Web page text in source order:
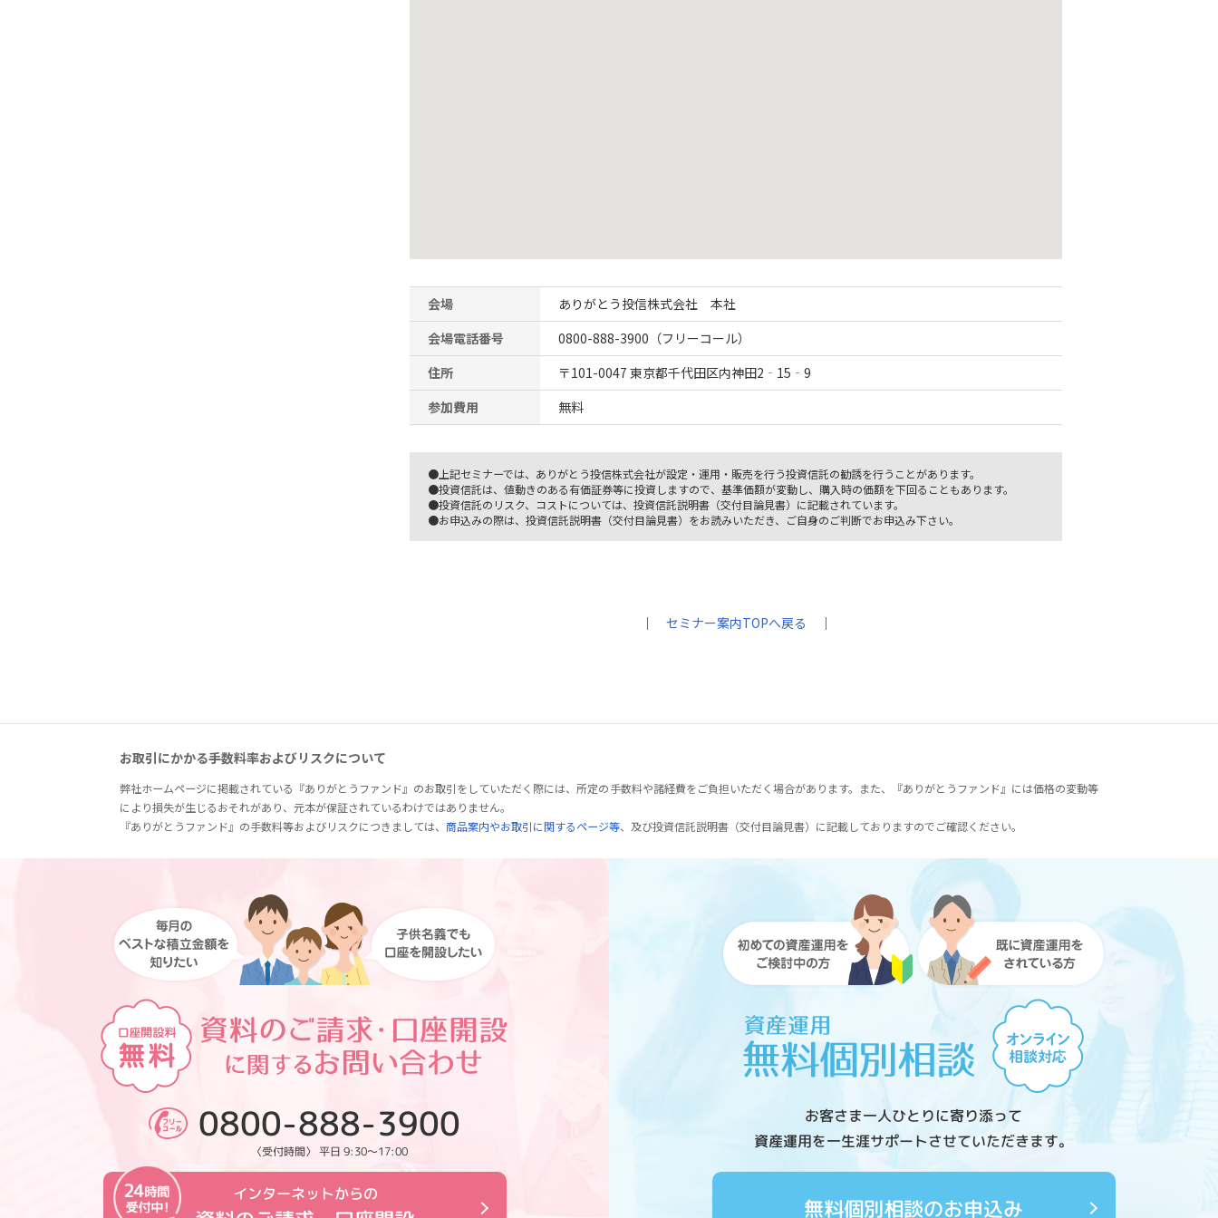
会場
ありがとう投信株式会社 本社
会場電話番号
0800-888-3900（フリーコール）
住所
〒101-0047 東京都千代田区内神田2‐15‐9
参加費用
無料
●上記セミナーでは、ありがとう投信株式会社が設定・運用・販売を行う投資信託の勧誘を行うことがあります。
●投資信託は、値動きのある有価証券等に投資しますので、基準価額が変動し、購入時の価額を下回ることもあります。
●投資信託のリスク、コストについては、投資信託説明書（交付目論見書）に記載されています。
●お申込みの際は、投資信託説明書（交付目論見書）をお読みいただき、ご自身のご判断でお申込み下さい。
｜ セミナー案内TOPへ戻る ｜
お取引にかかる手数料率およびリスクについて
弊社ホームページに掲載されている『ありがとうファンド』のお取引をしていただく際には、所定の手数料や諸経費をご負担いただく場合があります。また、『ありがとうファンド』には価格の変動等
により損失が生じるおそれがあり、元本が保証されているわけではありません。
『ありがとうファンド』の手数料等およびリスクにつきましては、 商品案内やお取引に関するページ等、及び投資信託説明書（交付目論見書）に記載しておりますのでご確認ください。
0800-888-3900
〈受付時間〉 平日 9:30～17:00
インターネットからの
お客さま一人ひとりに寄り添って
資産運用を一生涯サポートさせていただきます。
無料個別相談のお申込み